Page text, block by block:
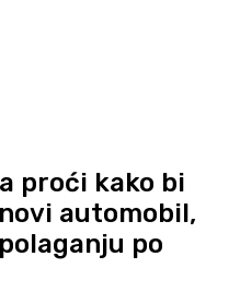
proći kako bi
automobil,
po